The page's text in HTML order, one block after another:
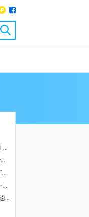
"한쪽 귀만 먹먹"… '귀지 탓' 아닌 의외의 원인 4가지
일자목·거북목 방치하면 어깨·팔 저림까지…초기 관리가 중요한 이유
“하루 8시간 30분 이상 자면 ‘치매’ 위험?”… 혈액 속 알츠하이머 단백질 늘었다
당뇨병, 혈당만 잡는다고 끝 아냐… 심장·신장·발 건강 관리까지 챙겨야
화장해도 티 나는 모공, 넓어진 원인과 맞춤 치료법